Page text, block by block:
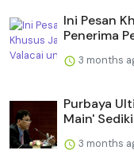
Ini Pesan
Penerima
3 months
Purbaya
Main'
3 months